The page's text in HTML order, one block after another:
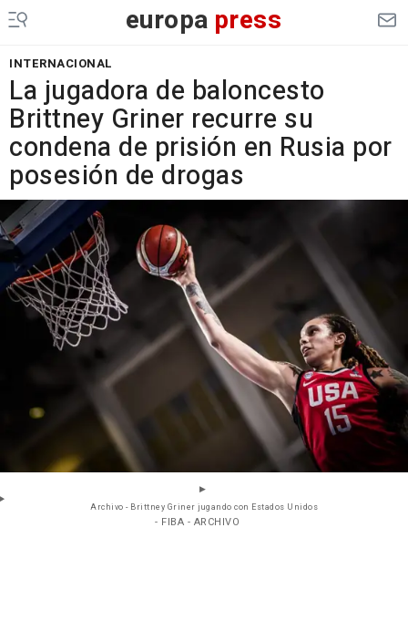
europa press
INTERNACIONAL
La jugadora de baloncesto
Brittney Griner recurre su
condena de prisión en Rusia por
posesión de drogas
Archivo - Brittney Griner jugando con Estados Unidos
- FIBA - ARCHIVO